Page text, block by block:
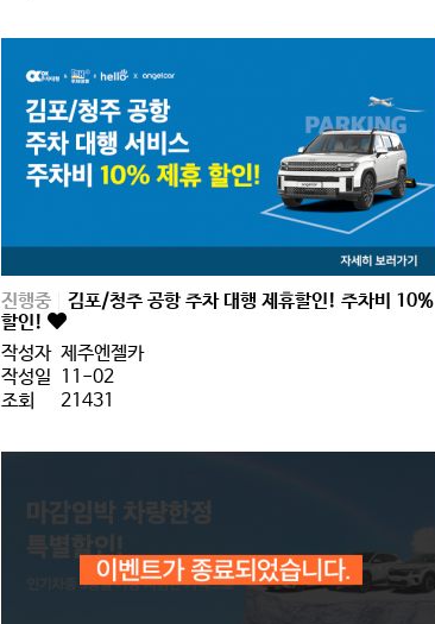
진행중
김포/청주 공항 주차 대행 제휴할인! 주차비 10%
할인!
작성자 제주엔젤카
작성일 11-02
조회
21431